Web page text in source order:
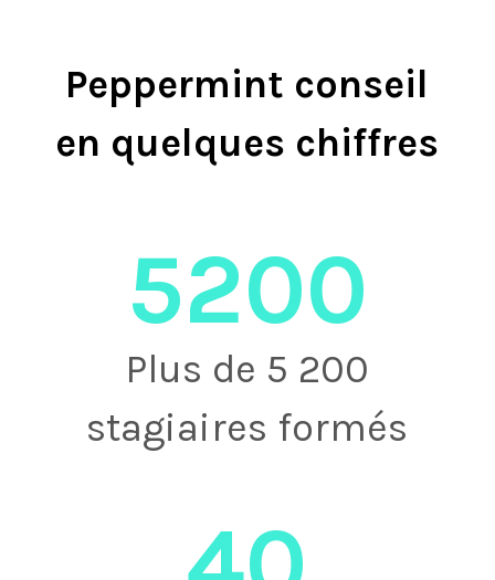
Peppermint conseil
en quelques chiffres
5200
Plus de 5 200
stagiaires formés